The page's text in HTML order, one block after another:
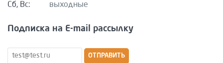
Сб, Вс:
выходные
Подписка на E-mail рассылку